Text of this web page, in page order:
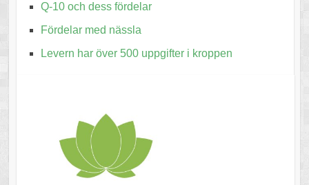
Q-10 och dess fördelar
Fördelar med nässla
Levern har över 500 uppgifter i kroppen